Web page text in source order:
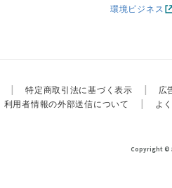
環境ビジネス
| 特定商取引法に基づく表示 | 広
利用者情報の外部送信について | よ
Copyright ©